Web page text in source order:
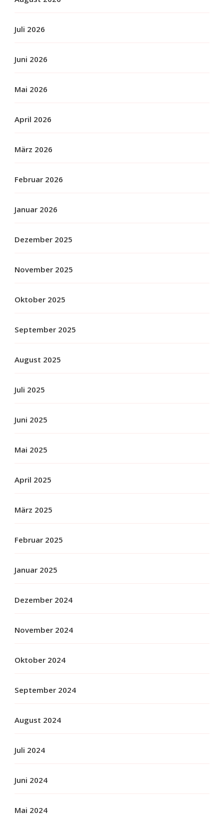
Juli 2026
Juni 2026
Mai 2026
April 2026
März 2026
Februar 2026
Januar 2026
Dezember 2025
November 2025
Oktober 2025
September 2025
August 2025
Juli 2025
Juni 2025
Mai 2025
April 2025
März 2025
Februar 2025
Januar 2025
Dezember 2024
November 2024
Oktober 2024
September 2024
August 2024
Juli 2024
Juni 2024
Mai 2024